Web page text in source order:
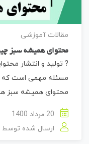
مقالات آموزشی
محتوای همیشه سبز
? تولید و انتشار
مسئله مهمی است که
محتوای همیشه سبز
ارسال شده توسط